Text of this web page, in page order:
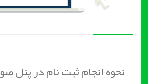
نحوه انجام ثبت‌ نام در پنل